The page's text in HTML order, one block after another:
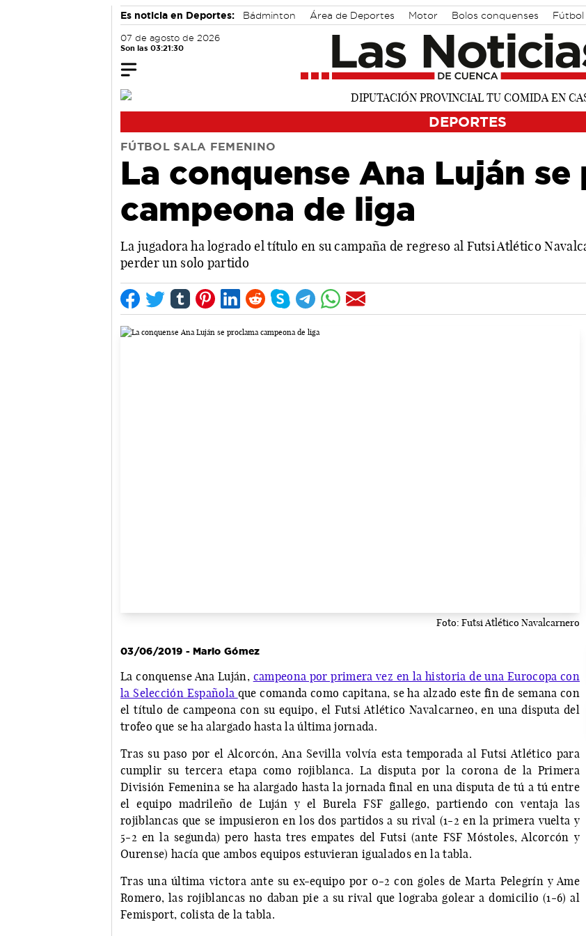
Es noticia en Deportes: Bádminton Área de Deportes Motor Bolos conquenses Fútbol
07 de agosto de 2026
Son las 03:21:30
DEPORTES
FÚTBOL SALA FEMENINO
La conquense Ana Luján se
campeona de liga
La jugadora ha logrado el título en su campaña de regreso al Futsi Atlético
perder un solo partido
Foto: Futsi Atlético Navalcarnero
03/06/2019 - Mario Gómez
La conquense Ana Luján, campeona por primera vez en la historia de una Eurocopa con
la Selección Española que comanda como capitana, se ha alzado este fin de semana con
el título de campeona con su equipo, el Futsi Atlético Navalcarneo, en una disputa del
trofeo que se ha alargado hasta la última jornada.
Tras su paso por el Alcorcón, Ana Sevilla volvía esta temporada al Futsi Atlético para
cumplir su tercera etapa como rojiblanca. La disputa por la corona de la Primera
División Femenina se ha alargado hasta la jornada final en una disputa de tú a tú entre
el equipo madrileño de Luján y el Burela FSF gallego, partiendo con ventaja las
rojiblancas que se impusieron en los dos partidos a su rival (1-2 en la primera vuelta y
5-2 en la segunda) pero hasta tres empates del Futsi (ante FSF Móstoles, Alcorcón y
Ourense) hacía que ambos equipos estuvieran igualados en la tabla.
Tras una última victora ante su ex-equipo por 0-2 con goles de Marta Pelegrín y Ame
Romero, las rojiblancas no daban pie a su rival que lograba golear a domicilio (1-6) al
Femisport, colista de la tabla.